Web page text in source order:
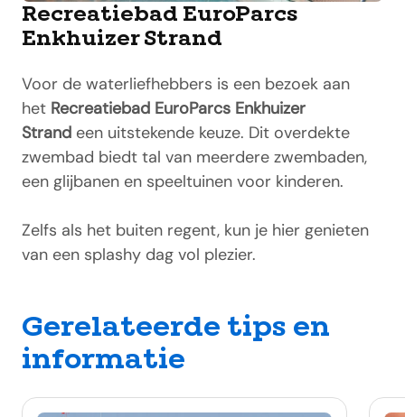
Recreatiebad EuroParcs
Enkhuizer Strand
Voor de waterliefhebbers is een bezoek aan
het Recreatiebad EuroParcs Enkhuizer
Strand een uitstekende keuze. Dit overdekte
zwembad biedt tal van meerdere zwembaden,
een glijbanen en speeltuinen voor kinderen.
Zelfs als het buiten regent, kun je hier genieten
van een splashy dag vol plezier.
Gerelateerde tips en
informatie